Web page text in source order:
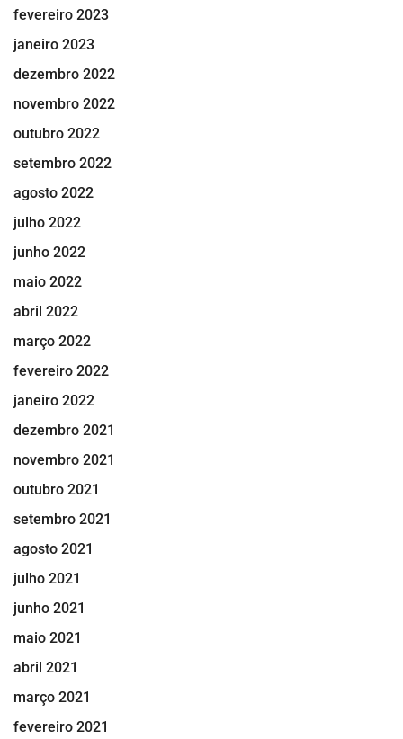
fevereiro 2023
janeiro 2023
dezembro 2022
novembro 2022
outubro 2022
setembro 2022
agosto 2022
julho 2022
junho 2022
maio 2022
abril 2022
março 2022
fevereiro 2022
janeiro 2022
dezembro 2021
novembro 2021
outubro 2021
setembro 2021
agosto 2021
julho 2021
junho 2021
maio 2021
abril 2021
março 2021
fevereiro 2021